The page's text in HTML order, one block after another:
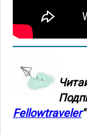
Fellowtraveler"